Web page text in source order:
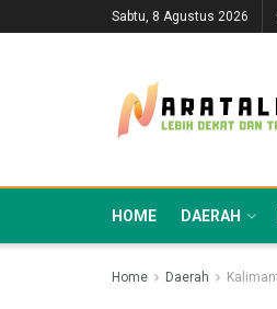
Sabtu, 8 Agustus 2026
HOME DAERAH
Home Daerah